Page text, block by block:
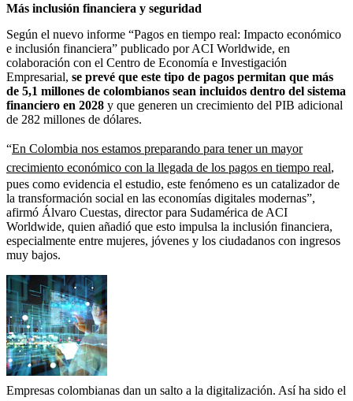
Más inclusión financiera y seguridad
Según el nuevo informe “Pagos en tiempo real: Impacto económico
e inclusión financiera” publicado por ACI Worldwide, en
colaboración con el Centro de Economía e Investigación
Empresarial, se prevé que este tipo de pagos permitan que más
de 5,1 millones de colombianos sean incluidos dentro del sistema
financiero en 2028 y que generen un crecimiento del PIB adicional
de 282 millones de dólares.
“En Colombia nos estamos preparando para tener un mayor
crecimiento económico con la llegada de los pagos en tiempo real,
pues como evidencia el estudio, este fenómeno es un catalizador de
la transformación social en las economías digitales modernas”,
afirmó Álvaro Cuestas, director para Sudamérica de ACI
Worldwide, quien añadió que esto impulsa la inclusión financiera,
especialmente entre mujeres, jóvenes y los ciudadanos con ingresos
muy bajos.
Empresas colombianas dan un salto a la digitalización. Así ha sido el